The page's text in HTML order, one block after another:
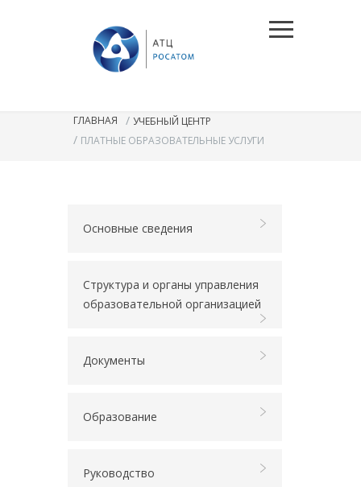
ГЛАВНАЯ / УЧЕБНЫЙ ЦЕНТР
/ ПЛАТНЫЕ ОБРАЗОВАТЕЛЬНЫЕ УСЛУГИ
Основные сведения
Структура и органы управления
образовательной организацией
Документы
Образование
Руководство